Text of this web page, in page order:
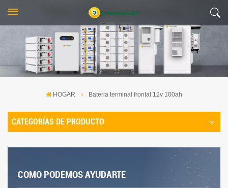
HOGAR Bateria terminal frontal 12v 100ah
CATEGORÍAS DE PRODUCTO
COMO PODEMOS AYUDARTE